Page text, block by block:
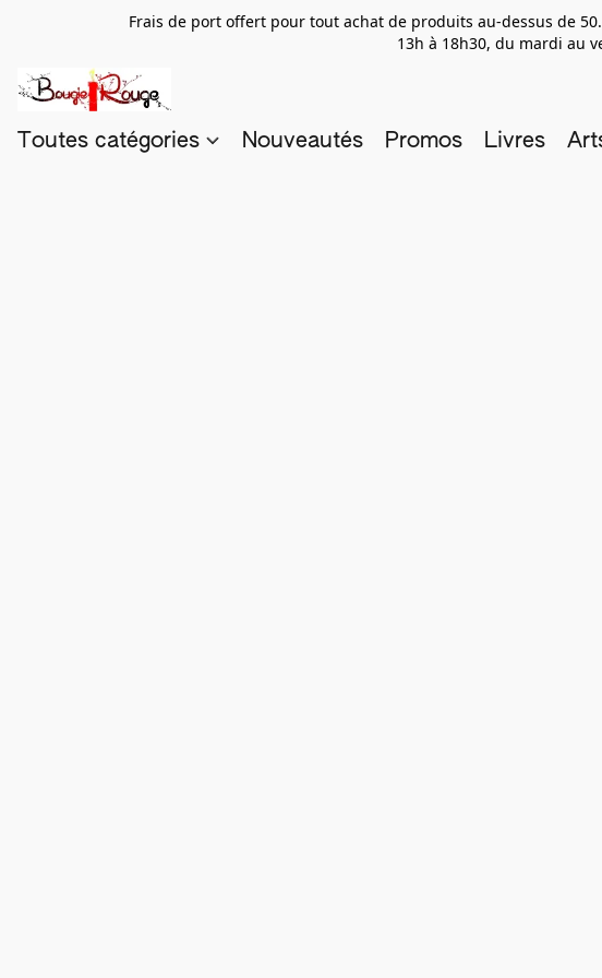
Frais de port offert pour tout achat de produits au-dessus de
13h à 18h30, du mardi au
Toutes catégories Nouveautés Promos Livres